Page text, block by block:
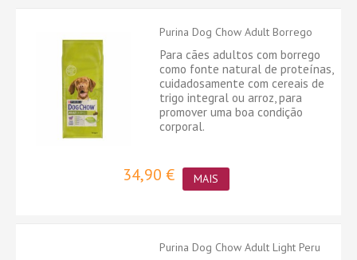
Purina Dog Chow Adult Borrego
Para cães adultos com borrego
como fonte natural de proteínas,
cuidadosamente com cereais de
trigo integral ou arroz, para
promover uma boa condição
corporal.
34,90 € MAIS
Purina Dog Chow Adult Light Peru